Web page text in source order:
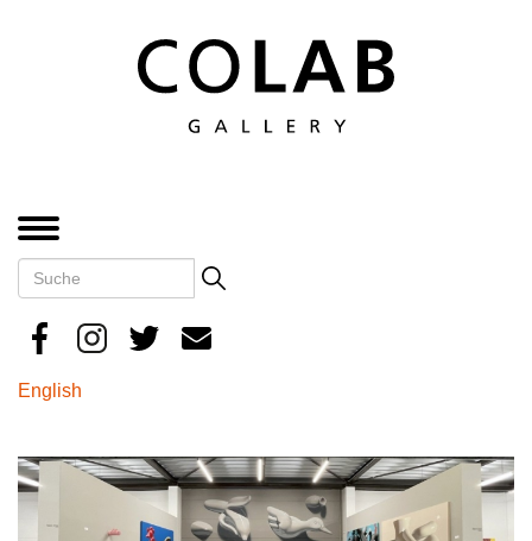
Search
Suche
English